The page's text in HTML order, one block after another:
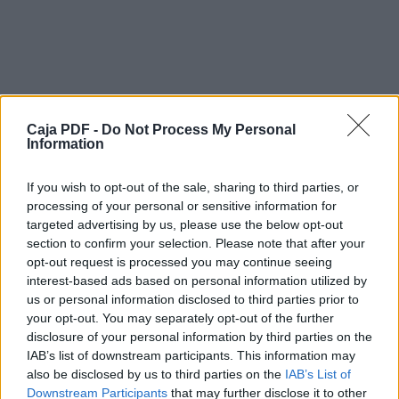
Caja PDF - Do Not Process My Personal
Information
If you wish to opt-out of the sale, sharing to third parties, or
processing of your personal or sensitive information for
targeted advertising by us, please use the below opt-out
section to confirm your selection. Please note that after your
opt-out request is processed you may continue seeing
interest-based ads based on personal information utilized by
us or personal information disclosed to third parties prior to
your opt-out. You may separately opt-out of the further
disclosure of your personal information by third parties on the
IAB’s list of downstream participants. This information may
also be disclosed by us to third parties on the IAB’s List of
Downstream Participants that may further disclose it to other
cual se emite
los siguientes
términos:
Gran
Logia
de
Chile
ha
emitido
un
Descargar el documento (PDF)
Fallo Corte Suprema.pdf (PDF, 170 KB)